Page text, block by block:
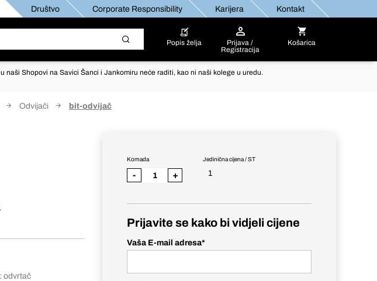
Društvo Corporate Responsibility Karijera Kontakt
Popis želja
Prijava /
Registracija
Košarica
naši Shopovi na Savici Šanci i Jankomiru neće raditi, kao ni naši kolege u uredu.
Odvijači bit-odvijač
odvrtač
Jedinična cijena / ST
1
Komada
- +
Prijavite se kako bi vidjeli cijene
Vaša E-mail adresa*